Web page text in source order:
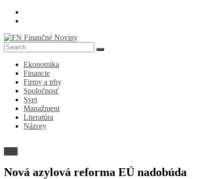
Skip
FN
Finančné
Noviny
Denník
ekonomike
spoločnosti
Ekonomika
Financie
Firmy a trhy
Spoločnosť
Svet
Manažment
Literatúra
Názory
Nová azylová reforma EÚ nadobúda